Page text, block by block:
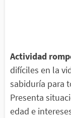
Actividad
difíciles en la
sabiduría para
Presenta
edad e